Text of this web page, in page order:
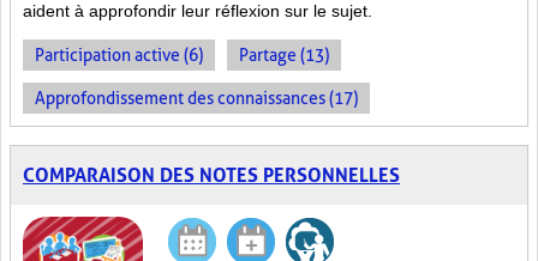
aident à approfondir leur réflexion sur le sujet.
Participation active (6) Partage (13)
Approfondissement des connaissances (17)
COMPARAISON DES NOTES PERSONNELLES